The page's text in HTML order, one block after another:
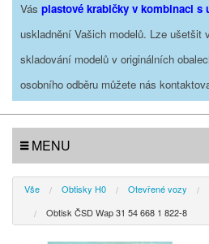
Vás plastové krabičky v kombinaci s
uskladnění Vašich modelů. Lze ušetšit
skladování modelů v originálních
osobního odběru můžete nás
MENU
Vše Obtisky H0 Otevřené vozy
Obtisk ČSD Wap 31 54 668 1 822-8